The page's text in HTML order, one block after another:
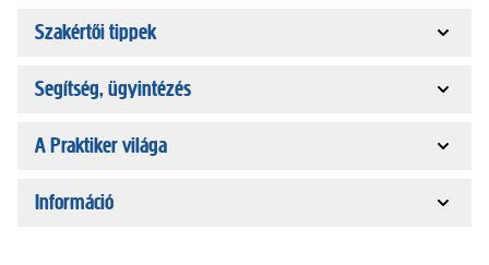
Szakértői tippek
Segítség, ügyintézés
A Praktiker világa
Információ